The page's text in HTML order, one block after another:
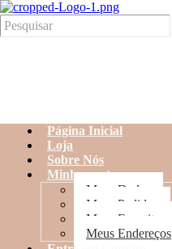
Página Inicial
Loja
Sobre Nós
Minha conta
Meus Dados
Meus Pedidos
Meus Favoritos
Meus Endereços